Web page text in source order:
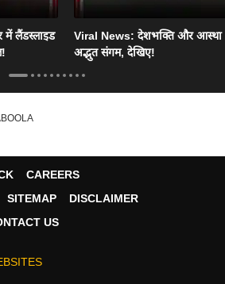
में लैंडस्लाइड
Viral News: देशभक्ति और आस्था
अद्भुत संगम, देखिए!
CAREERS
SITEMAP
DISCLAIMER
US